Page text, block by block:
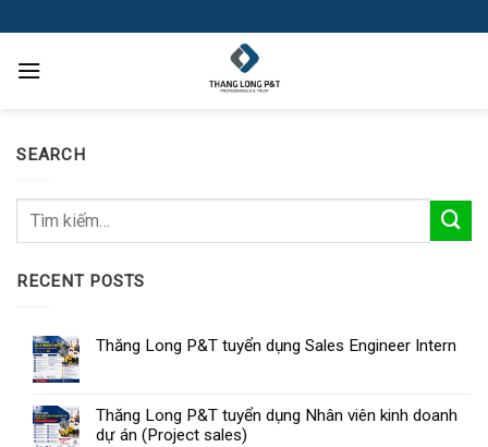
to
content
SEARCH
RECENT POSTS
Thăng Long P&T tuyển dụng Sales Engineer Intern
Thăng Long P&T tuyển dụng Nhân viên kinh doanh
dự án (Project sales)